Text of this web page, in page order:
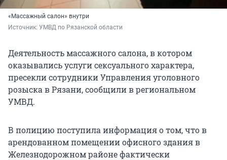
«Массажный салон» внутри
Источник: УМВД по Рязанской области
Деятельность массажного салона, в котором
оказывались услуги сексуального характера,
пресекли сотрудники Управления уголовного
розыска в Рязани, сообщили в региональном
УМВД.
В полицию поступила информация о том, что в
арендованном помещении офисного здания в
Железнодорожном районе фактически